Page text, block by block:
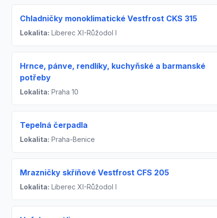
Chladničky monoklimatické Vestfrost CKS 315
Lokalita: Liberec XI-Růžodol I
Hrnce, pánve, rendlíky, kuchyňské a barmanské
potřeby
Lokalita: Praha 10
Tepelná čerpadla
Lokalita: Praha-Benice
Mrazničky skříňové Vestfrost CFS 205
Lokalita: Liberec XI-Růžodol I